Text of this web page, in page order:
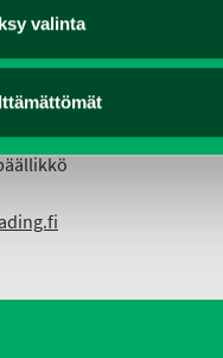
valinta
trading.fi